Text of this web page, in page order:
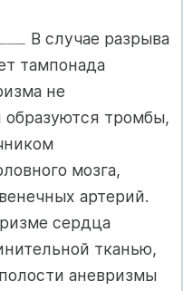
В случае разрыва
тампонада
не
образуются тромбы,
мозга,
артерий.
сердца
тканью,
аневризмы